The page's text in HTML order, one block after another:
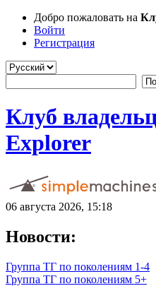
Добро пожаловать на
Войти
Регистрация
Клуб
Explorer
06 августа 2026, 15:18
Новости:
Группа ТГ по поколениям 1-4
Группа ТГ по поколениям 5+